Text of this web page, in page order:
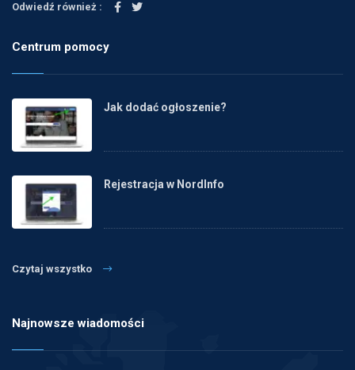
Odwiedź również :
Centrum pomocy
Jak dodać ogłoszenie?
Rejestracja w NordInfo
Czytaj wszystko
Najnowsze wiadomości